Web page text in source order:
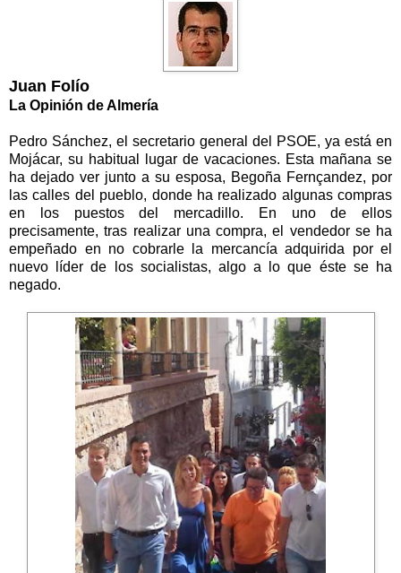
Juan Folío
La Opinión de Almería
Pedro Sánchez, el secretario general del PSOE, ya está en
Mojácar, su habitual lugar de vacaciones. Esta mañana se
ha dejado ver junto a su esposa, Begoña Fernçandez, por
las calles del pueblo, donde ha realizado algunas compras
en los puestos del mercadillo. En uno de ellos
precisamente, tras realizar una compra, el vendedor se ha
empeñado en no cobrarle la mercancía adquirida por el
nuevo líder de los socialistas, algo a lo que éste se ha
negado.